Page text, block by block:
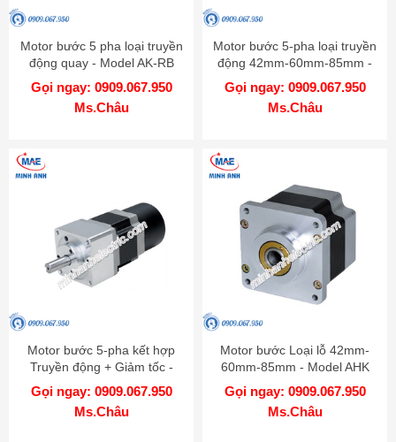
Motor bước 5 pha loại truyền
động quay - Model AK-RB
Gọi ngay: 0909.067.950
Ms.Châu
Motor bước 5-pha loại truyền
động 42mm-60mm-85mm -
Model AK-G
Gọi ngay: 0909.067.950
Ms.Châu
Motor bước 5-pha kết hợp
Truyền động + Giảm tốc -
Model AK-GB
Gọi ngay: 0909.067.950
Ms.Châu
Motor bước Loại lỗ 42mm-
60mm-85mm - Model AHK
Gọi ngay: 0909.067.950
Ms.Châu